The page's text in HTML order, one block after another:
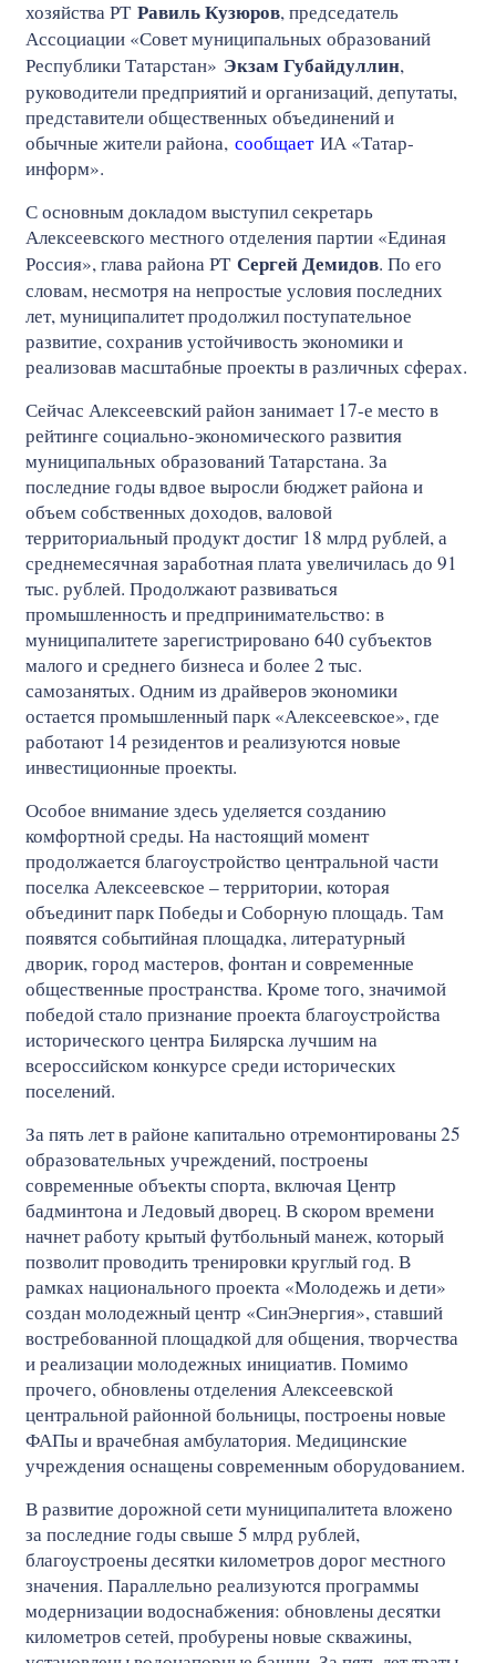
хозяйства РТ Равиль Кузюров, председатель
Ассоциации «Совет муниципальных образований
Республики Татарстан» Экзам Губайдуллин,
руководители предприятий и организаций, депутаты,
представители общественных объединений и
обычные жители района, сообщаетИА «Татар-
информ».
С основным докладом выступил секретарь
Алексеевского местного отделения партии «Единая
Россия», глава района РТ Сергей Демидов. По его
словам, несмотря на непростые условия последних
лет, муниципалитет продолжил поступательное
развитие, сохранив устойчивость экономики и
реализовав масштабные проекты в различных сферах.
Сейчас Алексеевский район занимает 17-е место в
рейтинге социально-экономического развития
муниципальных образований Татарстана. За
последние годы вдвое выросли бюджет района и
объем собственных доходов, валовой
территориальный продукт достиг 18 млрд рублей, а
среднемесячная заработная плата увеличилась до 91
тыс. рублей. Продолжают развиваться
промышленность и предпринимательство: в
муниципалитете зарегистрировано 640 субъектов
малого и среднего бизнеса и более 2 тыс.
самозанятых. Одним из драйверов экономики
остается промышленный парк «Алексеевское», где
работают 14 резидентов и реализуются новые
инвестиционные проекты.
Особое внимание здесь уделяется созданию
комфортной среды. На настоящий момент
продолжается благоустройство центральной части
поселка Алексеевское – территории, которая
объединит парк Победы и Соборную площадь. Там
появятся событийная площадка, литературный
дворик, город мастеров, фонтан и современные
общественные пространства. Кроме того, значимой
победой стало признание проекта благоустройства
исторического центра Билярска лучшим на
всероссийском конкурсе среди исторических
поселений.
За пять лет в районе капитально отремонтированы 25
образовательных учреждений, построены
современные объекты спорта, включая Центр
бадминтона и Ледовый дворец. В скором времени
начнет работу крытый футбольный манеж, который
позволит проводить тренировки круглый год. В
рамках национального проекта «Молодежь и дети»
создан молодежный центр «СинЭнергия», ставший
востребованной площадкой для общения, творчества
и реализации молодежных инициатив. Помимо
прочего, обновлены отделения Алексеевской
центральной районной больницы, построены новые
ФАПы и врачебная амбулатория. Медицинские
учреждения оснащены современным оборудованием.
В развитие дорожной сети муниципалитета вложено
за последние годы свыше 5 млрд рублей,
благоустроены десятки километров дорог местного
значения. Параллельно реализуются программы
модернизации водоснабжения: обновлены десятки
километров сетей, пробурены новые скважины,